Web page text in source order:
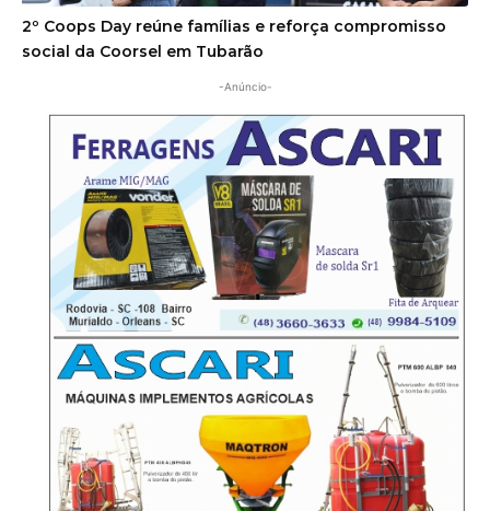
2º Coops Day reúne famílias e reforça compromisso
social da Coorsel em Tubarão
-Anúncio-